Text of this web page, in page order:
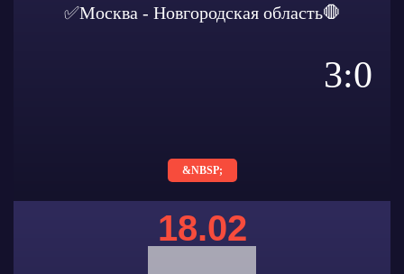
✅Москва - Новгородская область🛑
3:0
&NBSP;
18.02